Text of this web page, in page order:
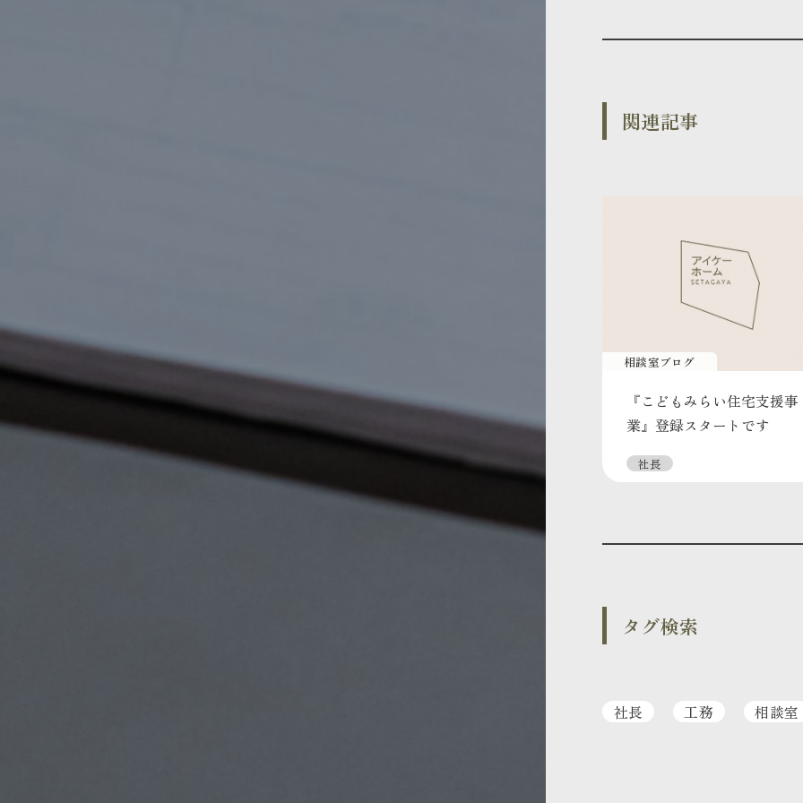
関連記事
相談室ブログ
『こどもみらい住宅支援事
業』登録スタートです
社長
タグ検索
社長 工務 相談室